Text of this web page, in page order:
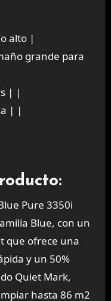
alto |
grande para
| |
| |
Pure 3350i
Blue, con un
que ofrece una
y un 50%
Quiet Mark,
hasta 86 m2